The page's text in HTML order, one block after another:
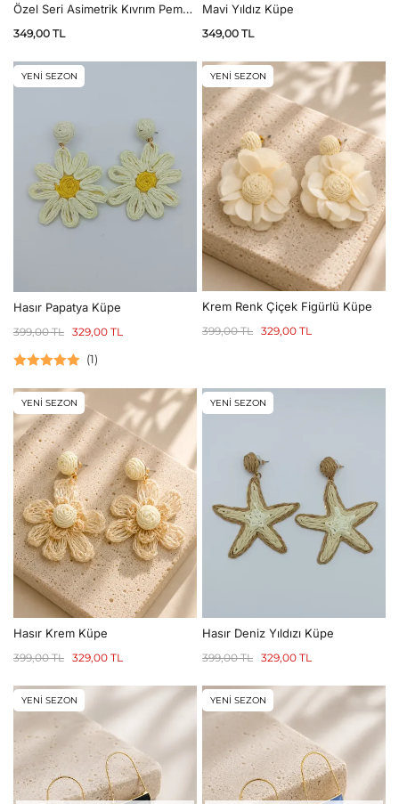
Özel Seri Asimetrik Kıvrım Pembe
349,00 TL
Mavi Yıldız Küpe
349,00 TL
YENİ SEZON
Hasır Papatya Küpe
399,00TL 329,00 TL
5.00 oy aldı
(1)
YENİ SEZON
Krem Renk Çiçek Figürlü Küpe
399,00TL 329,00 TL
YENİ SEZON
Hasır Krem Küpe
399,00TL 329,00 TL
YENİ SEZON
Hasır Deniz Yıldızı Küpe
399,00TL 329,00 TL
YENİ SEZON YENİ SEZON